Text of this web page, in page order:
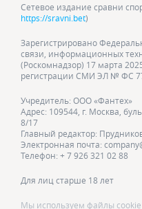
Сетевое издание сравни
https://sravni.bet)
Зарегистрировано
связи, информационных
(Роскомнадзор) 17 марта
регистрации СМИ ЭЛ № ФС
Учредитель: ООО «Фантех»
Адрес: 109544, г. Москва,
8/17
Главный редактор:
Электронная почта:
Телефон: + 7 926 321 02 88
Для лиц старше 18 лет
Мы используем файлы cookie